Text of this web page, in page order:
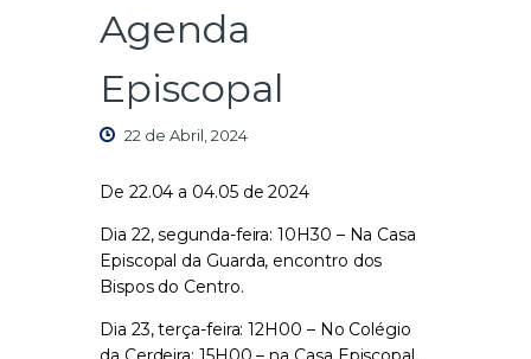
Agenda
Episcopal
22 de Abril, 2024
De 22.04 a 04.05 de 2024
Dia 22, segunda-feira: 10H30 – Na Casa
Episcopal da Guarda, encontro dos
Bispos do Centro.
Dia 23, terça-feira: 12H00 – No Colégio